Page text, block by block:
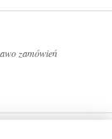
zamówień